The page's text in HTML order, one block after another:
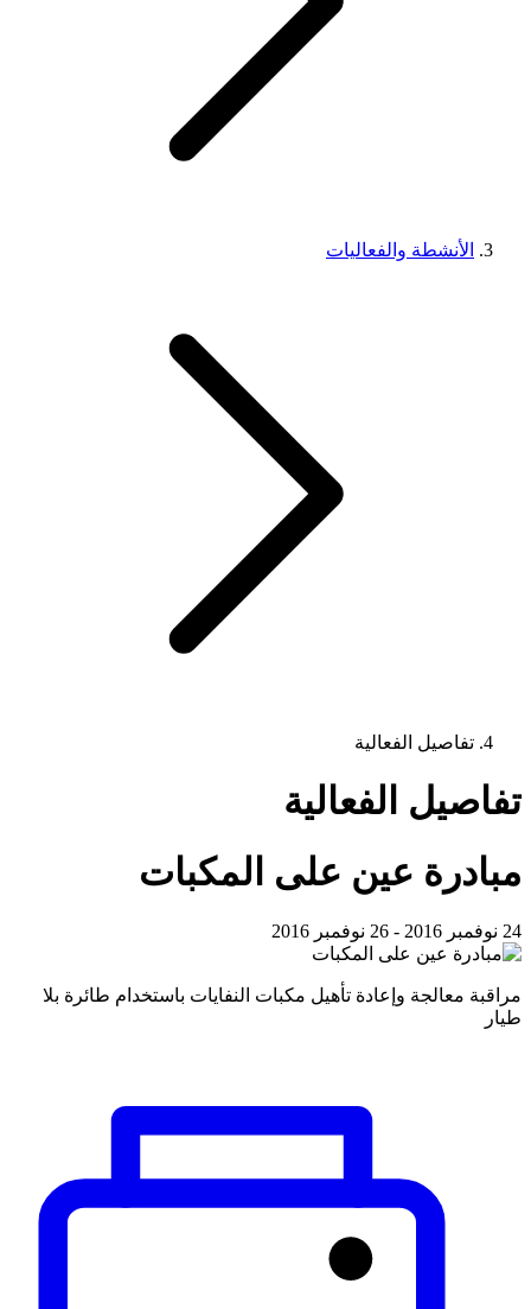
الأنشطة والفعاليات
تفاصيل الفعالية
تفاصيل الفعالية
مبادرة عين على المكبات
24 نوفمبر 2016 - 26 نوفمبر 2016
مراقبة معالجة وإعادة تأهيل مكبات النفايات باستخدام طائرة بلا
طيار